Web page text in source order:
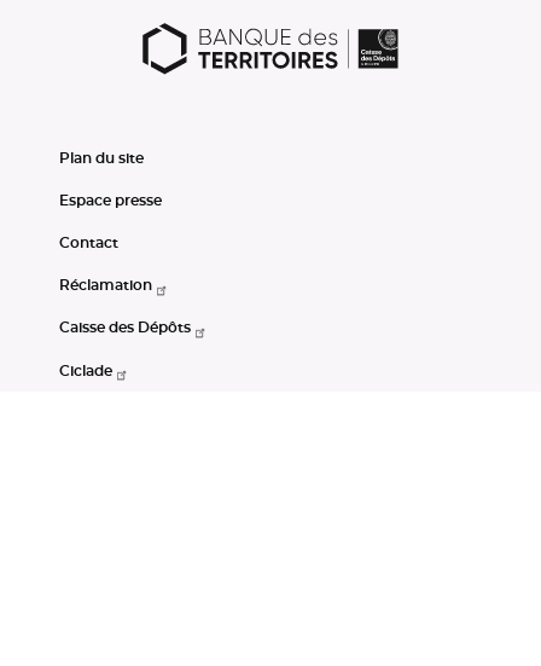
Plan du site
Espace presse
Contact
Réclamation
Caisse des Dépôts
Ciclade